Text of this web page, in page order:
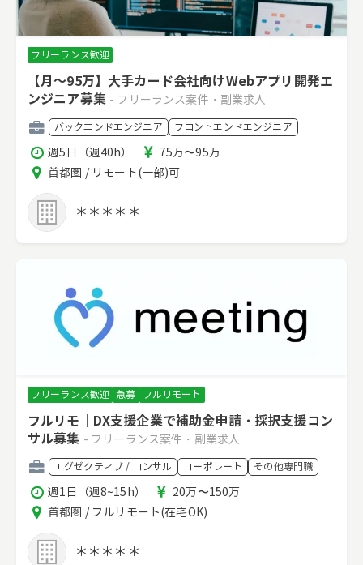
フリーランス歓迎
【月～95万】大手カード会社向けWebアプリ開発エ
ンジニア募集 - フリーランス案件・副業求人
職
種
バックエンドエンジニア フロントエンドエンジニア
稼
働
時
間
週5日（週40h）
報
酬
75万〜95万
エ
ア
首都圏 / リモート(一部)可
＊＊＊＊＊
フリーランス歓迎 急募 フルリモート
フルリモ｜DX支援企業で補助金申請・採択支援コン
サル募集 - フリーランス案件・副業求人
職
種
エグゼクティブ / コンサル コーポレート その他専門職
稼
働
時
間
週1日（週8~15h）
報
酬
20万〜150万
エ
ア
首都圏 / フルリモート(在宅OK)
＊＊＊＊＊